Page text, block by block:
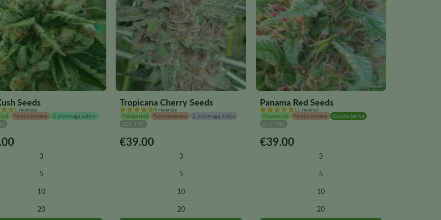
Seeds
1 recenzja
Feminizowane
Z przewagą sativy
3
5
10
20
Tropicana Cherry Seeds
3 recenzje
Fotoperiod Feminizowane
Z przewagą Indica
21% THC
€39.00
3
5
10
20
Ten
Panama Red Seeds
11 recenzji
Fotoperiod Feminizowane
Czysta Sativa
21% THC
€39.00
3
5
10
20
Ten